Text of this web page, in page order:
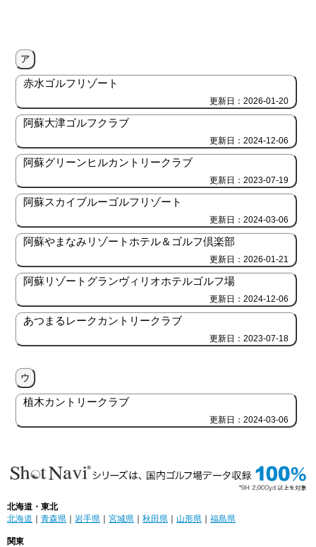
ア
赤水ゴルフリゾート
更新日：2026-01-20
阿蘇大津ゴルフクラブ
更新日：2024-12-06
阿蘇グリーンヒルカントリークラブ
更新日：2023-07-19
阿蘇スカイブルーゴルフリゾート
更新日：2024-03-06
阿蘇やまなみリゾートホテル＆ゴルフ倶楽部
更新日：2026-01-21
阿蘇リゾートグランヴィリオホテルゴルフ場
更新日：2024-12-06
あつまるレークカントリークラブ
更新日：2023-07-18
ウ
植木カントリークラブ
更新日：2024-03-06
北海道・東北
北海道
青森県 岩手県 宮城県 秋田県 山形県 福島県
関東